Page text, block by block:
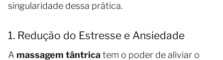
singularidade dessa prática.
1. Redução do Estresse e Ansiedade
A massagem tântricatem o poder de aliviar o